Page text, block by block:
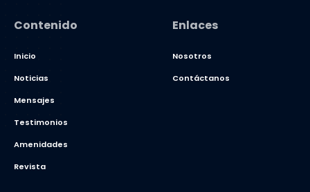
Contenido
Inicio
Noticias
Mensajes
Testimonios
Amenidades
Revista
Enlaces
Nosotros
Contáctanos